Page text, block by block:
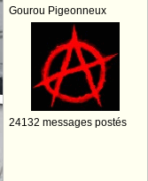
Gourou Pigeonneux
24132 messages postés